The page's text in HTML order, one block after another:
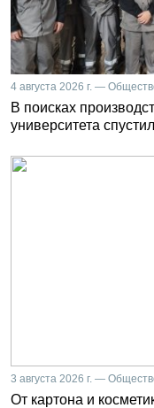
4 августа 2026 г. —
В поисках
университета
3 августа 2026 г. —
От картона и